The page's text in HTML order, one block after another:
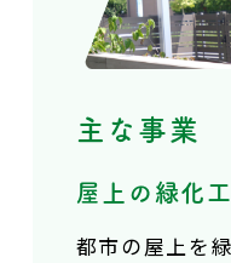
主な事業
屋上の緑化
都市の屋上を